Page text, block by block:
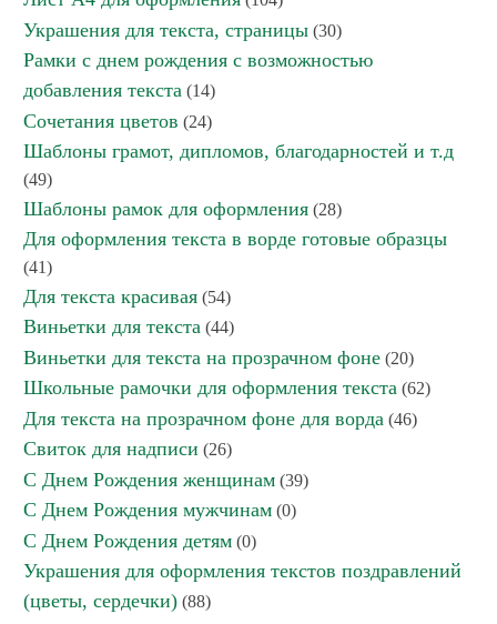
Украшения для текста, страницы (30)
Рамки с днем рождения с возможностью
добавления текста (14)
Сочетания цветов (24)
Шаблоны грамот, дипломов, благодарностей и т.д
(49)
Шаблоны рамок для оформления (28)
Для оформления текста в ворде готовые образцы
(41)
Для текста красивая (54)
Виньетки для текста (44)
Виньетки для текста на прозрачном фоне (20)
Школьные рамочки для оформления текста (62)
Для текста на прозрачном фоне для ворда (46)
Свиток для надписи (26)
С Днем Рождения женщинам (39)
С Днем Рождения мужчинам (0)
С Днем Рождения детям (0)
Украшения для оформления текстов поздравлений
(цветы, сердечки) (88)